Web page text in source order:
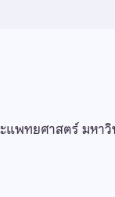
พทยศาสตร์ มหา